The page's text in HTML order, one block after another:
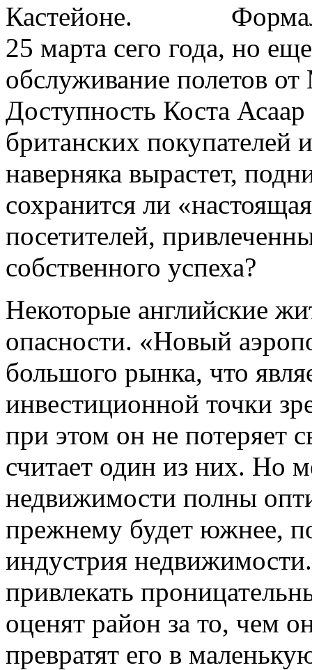
25 марта сего года, но
обслуживание полетов
Доступность Коста
британских покупателей
наверняка вырастет,
сохранится ли
посетителей,
собственного успеха?
Некоторые английские
опасности. «Новый
большого рынка, что
инвестиционной точки
при этом он не потеряет
считает один из них. Но
недвижимости полны
прежнему будет южнее,
индустрия
привлекать
оценят район за то, чем
превратят его в